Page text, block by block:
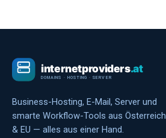
Business-Hosting, E-Mail, Server und
smarte Workflow-Tools aus Österreich
& EU — alles aus einer Hand.